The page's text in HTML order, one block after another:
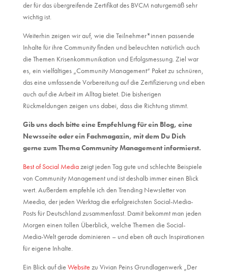
der für das übergreifende Zertifikat des BVCM naturgemäß sehr
wichtig ist.
Weiterhin zeigen wir auf, wie die Teilnehmer*innen passende
Inhalte für ihre Community finden und beleuchten natürlich auch
die Themen Krisenkommunikation und Erfolgsmessung. Ziel war
es, ein vielfältiges „Community Management“ Paket zu schnüren,
das eine umfassende Vorbereitung auf die Zertifizierung und eben
auch auf die Arbeit im Alltag bietet. Die bisherigen
Rückmeldungen zeigen uns dabei, dass die Richtung stimmt.
Gib uns doch bitte eine Empfehlung für ein Blog, eine
Newsseite oder ein Fachmagazin, mit dem Du Dich
gerne zum Thema Community Management informierst.
Best of Social Mediazeigt jeden Tag gute und schlechte Beispiele
von Community Management und ist deshalb immer einen Blick
wert. Außerdem empfehle ich den Trending Newslettervon
Meedia, der jeden Werktag die erfolgreichsten Social-Media-
Posts für Deutschland zusammenfasst. Damit bekommt man jeden
Morgen einen tollen Überblick, welche Themen die Social-
Media-Welt gerade dominieren – und eben oft auch Inspirationen
für eigene Inhalte.
Ein Blick auf die Website zu Vivian Peins Grundlagenwerk „Der